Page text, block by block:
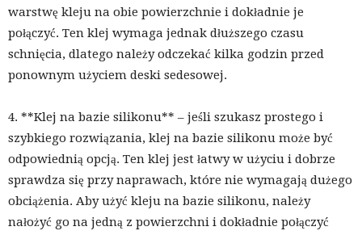
warstwę kleju na obie powierzchnie i dokładnie je
połączyć. Ten klej wymaga jednak dłuższego czasu
schnięcia, dlatego należy odczekać kilka godzin przed
ponownym użyciem deski sedesowej.
4. **Klej na bazie silikonu** – jeśli szukasz prostego i
szybkiego rozwiązania, klej na bazie silikonu może być
odpowiednią opcją. Ten klej jest łatwy w użyciu i dobrze
sprawdza się przy naprawach, które nie wymagają dużego
obciążenia. Aby użyć kleju na bazie silikonu, należy
nałożyć go na jedną z powierzchni i dokładnie połączyć